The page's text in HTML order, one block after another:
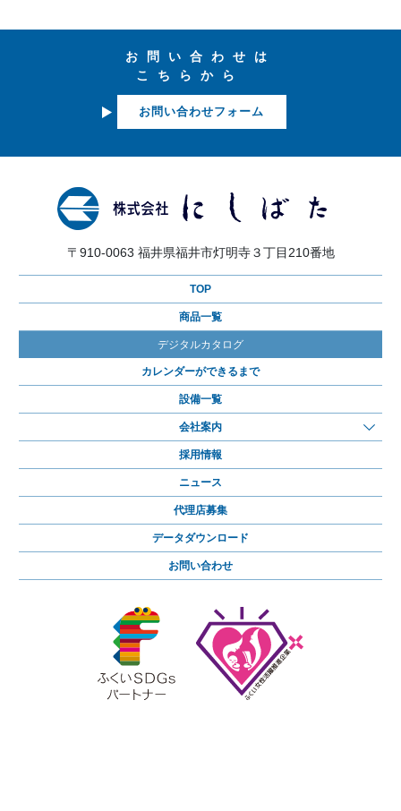
お問い合わせは
こちらから
お問い合わせフォーム
〒910-0063 福井県福井市灯明寺３丁目210番地
TOP
商品一覧
デジタルカタログ
カレンダーができるまで
設備一覧
会社案内
採用情報
ニュース
代理店募集
データダウンロード
お問い合わせ